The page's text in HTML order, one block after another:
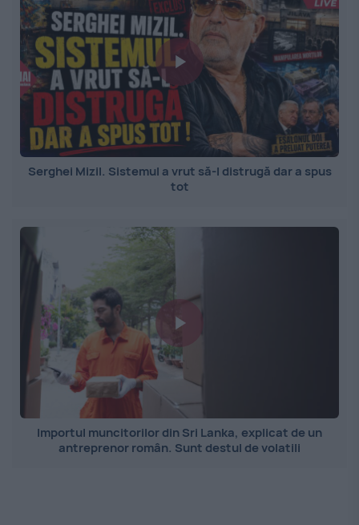
Serghei Mizil. Sistemul a vrut să-l distrugă dar a spus
tot
Importul muncitorilor din Sri Lanka, explicat de un
antreprenor român. Sunt destul de volatili